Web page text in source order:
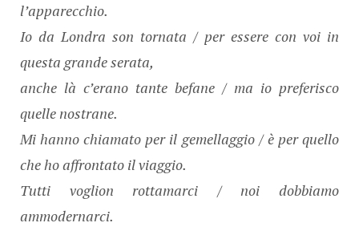
l’apparecchio.
Io da Londra son tornata / per essere con voi in
questa grande serata,
anche là c’erano tante befane / ma io preferisco
quelle nostrane.
Mi hanno chiamato per il gemellaggio / è per quello
che ho affrontato il viaggio.
Tutti voglion rottamarci / noi dobbiamo
ammodernarci.